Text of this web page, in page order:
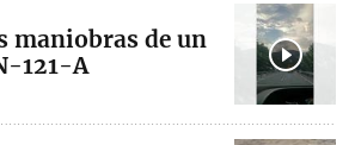
maniobras de un
121-A